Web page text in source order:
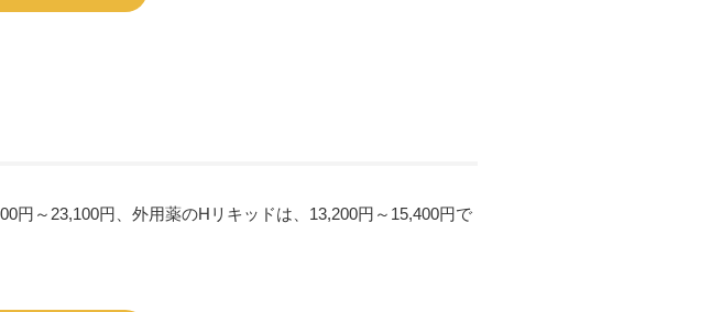
円～23,100円、外用薬のHリキッドは、13,200円～15,400円で